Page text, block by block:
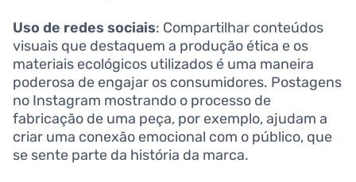
Uso de redes sociais: Compartilhar conteúdos
visuais que destaquem a produção ética e os
materiais ecológicos utilizados é uma maneira
poderosa de engajar os consumidores. Postagens
no Instagram mostrando o processo de
fabricação de uma peça, por exemplo, ajudam a
criar uma conexão emocional com o público, que
se sente parte da história da marca.